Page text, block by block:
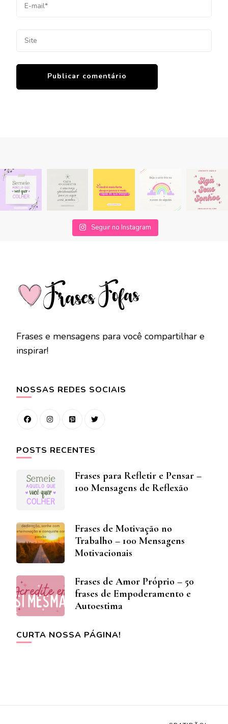
Seguir no Instagram
Frases e mensagens para você compartilhar e
inspirar!
NOSSAS REDES SOCIAIS
POSTS RECENTES
Frases para Refletir e Pensar –
100 Mensagens de Reflexão
Frases de Motivação no
Trabalho – 100 Mensagens
Motivacionais
Frases de Amor Próprio – 50
frases de Empoderamento e
Autoestima
CURTA NOSSA PÁGINA!